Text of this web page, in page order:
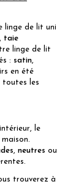
linge de lit uni
taie
linge de lit
: satin
en été
toutes les
le
, neutres ou
trouverez à